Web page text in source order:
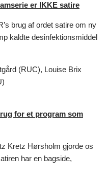
er IKKE satire
brug af ordet satire om ny
kaldte desinfektionsmiddel
(RUC), Louise Brix
for et program som
Kretz Hørsholm gjorde os
har en bagside,